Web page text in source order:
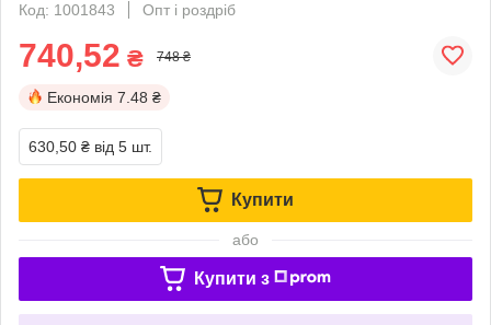
Код: 1001843
Опт і роздріб
740,52 ₴ 748 ₴
Економія 7.48 ₴
630,50 ₴ від 5 шт.
Купити
або
Купити з